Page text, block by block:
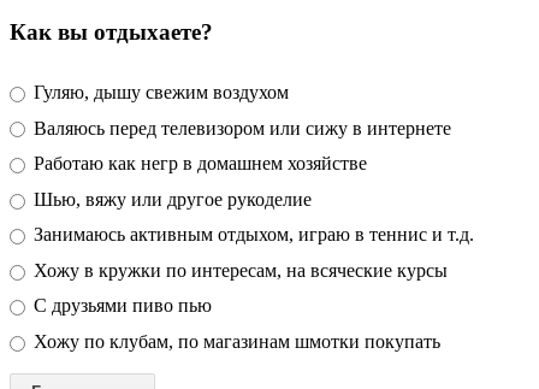
Как вы отдыхаете?
Гуляю, дышу свежим воздухом
Валяюсь перед телевизором или сижу в интернете
Работаю как негр в домашнем хозяйстве
Шью, вяжу или другое рукоделие
Занимаюсь активным отдыхом, играю в теннис и т.д.
Хожу в кружки по интересам, на всяческие курсы
С друзьями пиво пью
Хожу по клубам, по магазинам шмотки покупать